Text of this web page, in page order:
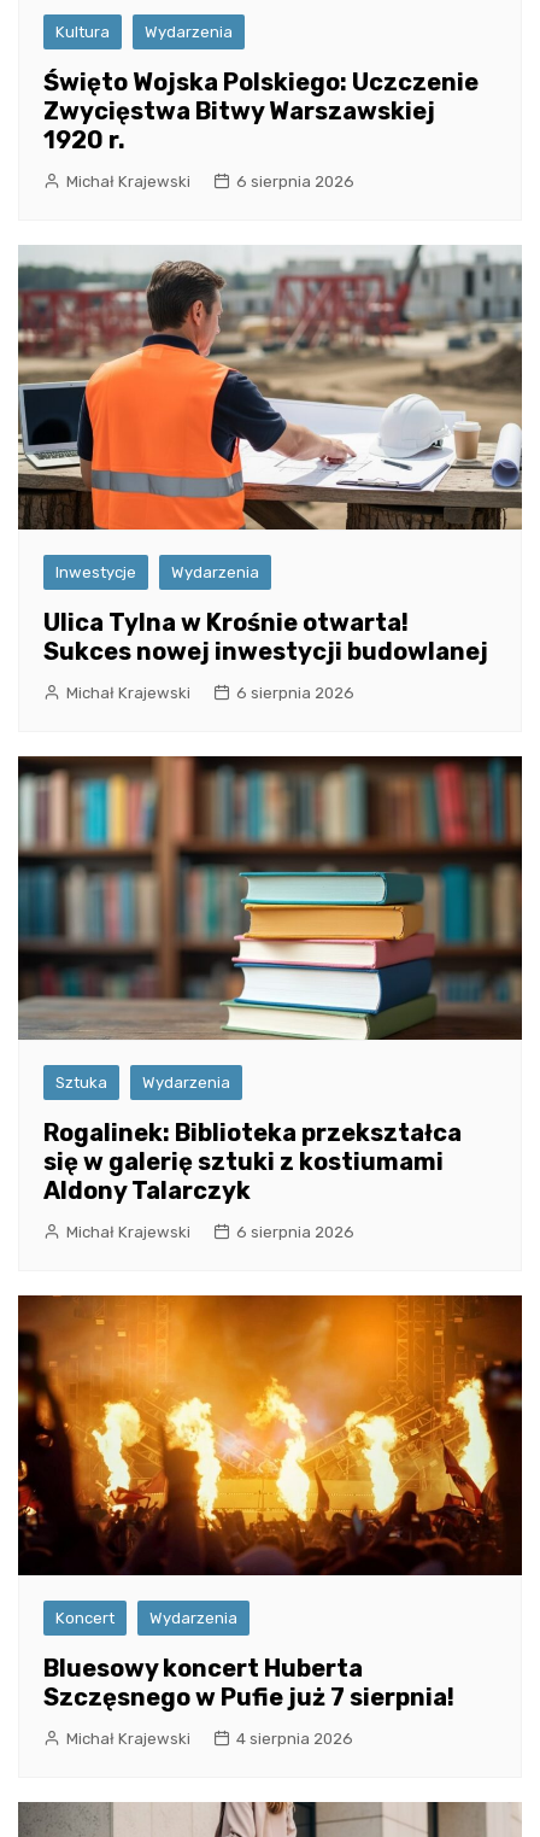
Kultura Wydarzenia
Święto Wojska Polskiego: Uczczenie
Zwycięstwa Bitwy Warszawskiej
1920 r.
Michał Krajewski 6 sierpnia 2026
Inwestycje Wydarzenia
Ulica Tylna w Krośnie otwarta!
Sukces nowej inwestycji budowlanej
Michał Krajewski 6 sierpnia 2026
Sztuka Wydarzenia
Rogalinek: Biblioteka przekształca
się w galerię sztuki z kostiumami
Aldony Talarczyk
Michał Krajewski 6 sierpnia 2026
Koncert Wydarzenia
Bluesowy koncert Huberta
Szczęsnego w Pufie już 7 sierpnia!
Michał Krajewski 4 sierpnia 2026